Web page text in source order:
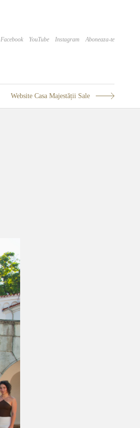
Facebook YouTube Instagram Aboneaza-te
Website Casa Majestății Sale